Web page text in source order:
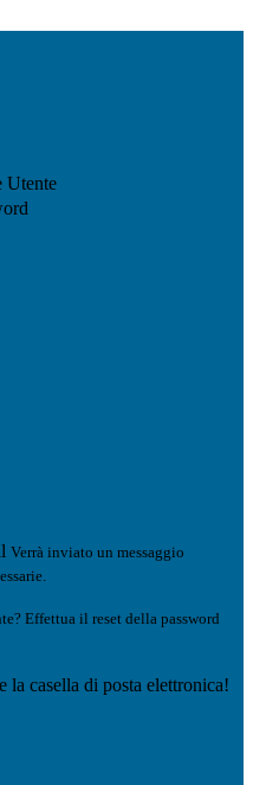
Utente
Verrà inviato un messaggio
Effettua il reset della password
casella di posta elettronica!